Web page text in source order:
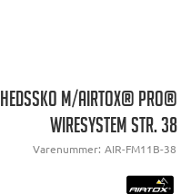
M/AIRTOX® PRO®
WIRESYSTEM STR. 38
Varenummer: AIR-FM11B-38